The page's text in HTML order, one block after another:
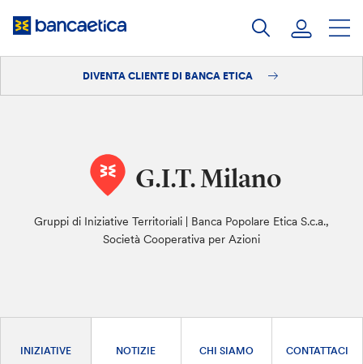
DIVENTA CLIENTE DI BANCA ETICA
G.I.T. Milano
Gruppi di Iniziative Territoriali | Banca Popolare Etica S.c.a.,
Società Cooperativa per Azioni
INIZIATIVE NOTIZIE CHI SIAMO CONTATTACI